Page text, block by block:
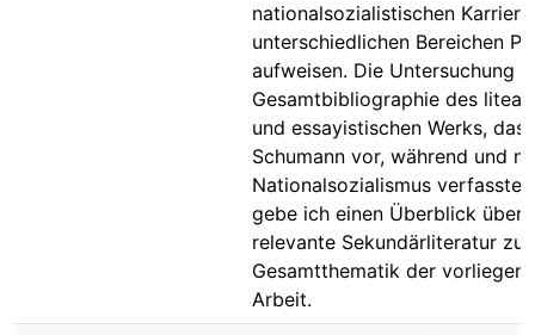
nationalsozialistischen
unterschiedlichen Bereichen
aufweisen. Die Untersuchung
Gesamtbibliographie des
und essayistischen Werks, das
Schumann vor, während und
Nationalsozialismus verfasste.
gebe ich einen Überblick über
relevante Sekundärliteratur zur
Gesamtthematik der
Arbeit.